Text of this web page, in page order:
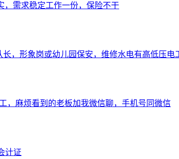
，需求稳定工作一份，保险不干
，形象岗或幼儿园保安，维修水电有高低压电
，麻烦看到的老板加我微信聊，手机号同微信
计证